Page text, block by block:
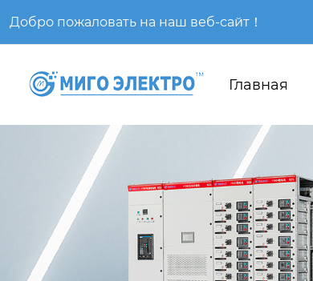
Добро пожаловать на наш веб-сайт！
Главная